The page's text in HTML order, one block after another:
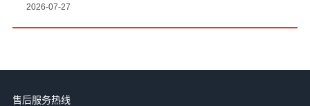
2026-07-27
售后服务热线